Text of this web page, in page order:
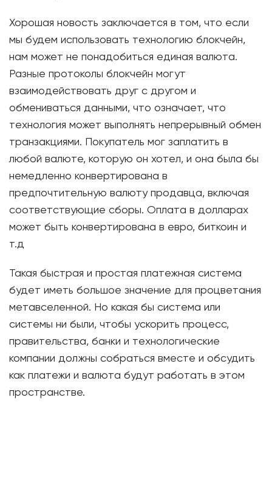
Хорошая новость заключается в том, что если
мы будем использовать технологию блокчейн,
нам может не понадобиться единая валюта.
Разные протоколы блокчейн могут
взаимодействовать друг с другом и
обмениваться данными, что означает, что
технология может выполнять непрерывный обмен
транзакциями. Покупатель мог заплатить в
любой валюте, которую он хотел, и она была бы
немедленно конвертирована в
предпочтительную валюту продавца, включая
соответствующие сборы. Оплата в долларах
может быть конвертирована в евро, биткоин и
т.д
Такая быстрая и простая платежная система
будет иметь большое значение для процветания
метавселенной. Но какая бы система или
системы ни были, чтобы ускорить процесс,
правительства, банки и технологические
компании должны собраться вместе и обсудить
как платежи и валюта будут работать в этом
пространстве.